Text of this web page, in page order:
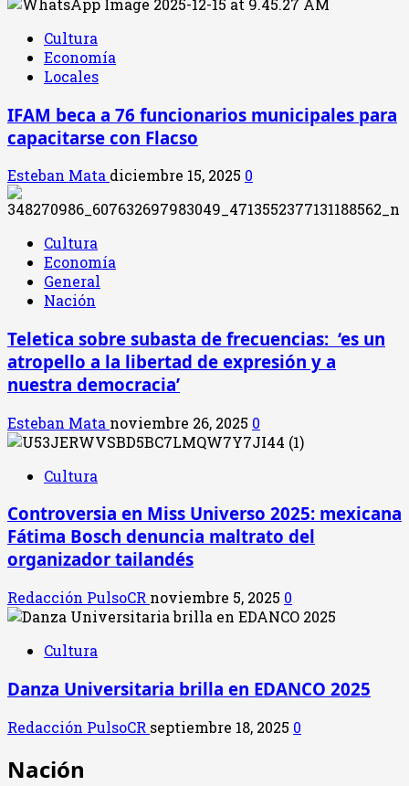
Cultura
Economía
Locales
IFAM beca a 76 funcionarios municipales para
capacitarse con Flacso
Esteban Mata diciembre 15, 2025 0
Cultura
Economía
General
Nación
Teletica sobre subasta de frecuencias: ‘es un
atropello a la libertad de expresión y a
nuestra democracia’
Esteban Mata noviembre 26, 2025 0
Cultura
Controversia en Miss Universo 2025: mexicana
Fátima Bosch denuncia maltrato del
organizador tailandés
Redacción PulsoCR noviembre 5, 2025 0
Cultura
Danza Universitaria brilla en EDANCO 2025
Redacción PulsoCR septiembre 18, 2025 0
Nación